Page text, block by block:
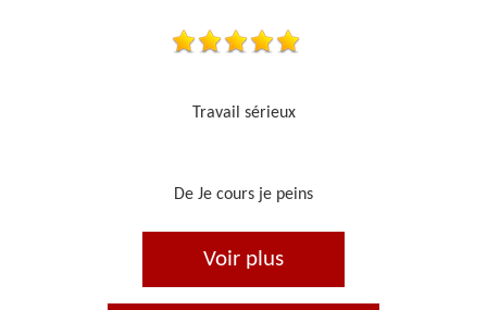
Je recommande, top !!
De Ornella
Voir plus